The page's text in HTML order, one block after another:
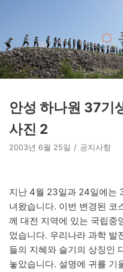
츠
로
건
뛰
기
안성 하나원 37기
사진 2
2003년 6월 25일 공지사항
지난 4월 23일과 24일에는
녀왔습니다. 이번 변경된 코
께 대전 지역에 있는 국립중
었습니다. 우리나라 과학 발
들의 지혜와 슬기의 상징인
놓았습니다. 설명에 귀를 기